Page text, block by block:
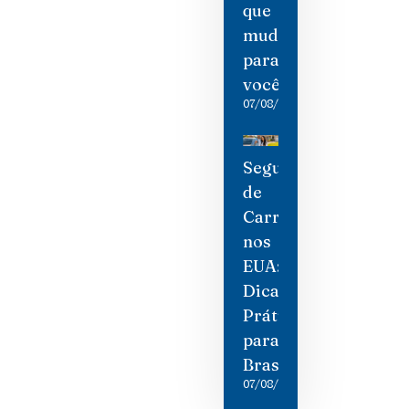
que
mudou
para
você
07/08/2026
Seguro
de
Carro
nos
EUA:
Dicas
Práticas
para
Brasileiros
07/08/2026